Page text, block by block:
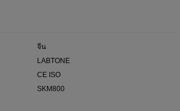
จีน
LABTONE
CE ISO
SKM800